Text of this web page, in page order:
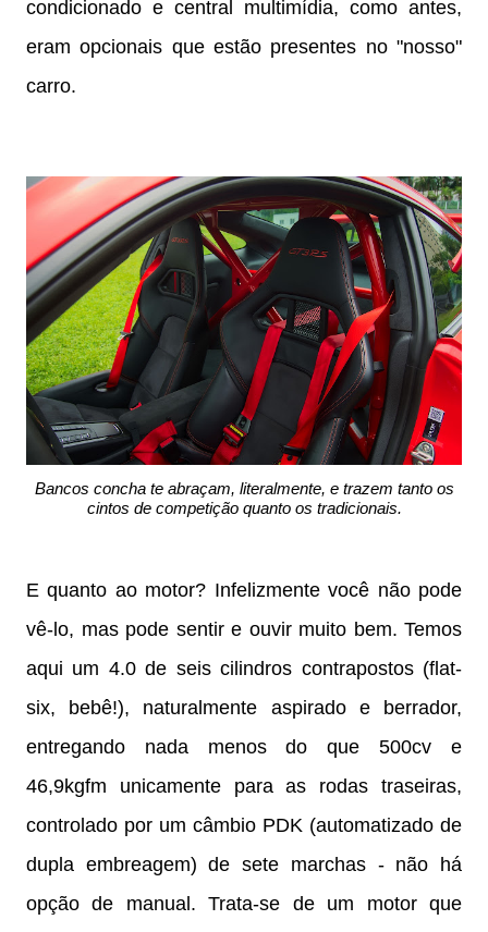
condicionado e central multimídia, como antes,
eram opcionais que estão presentes no "nosso"
carro.
Bancos concha te abraçam, literalmente, e trazem tanto os
cintos de competição quanto os tradicionais.
E quanto ao motor? Infelizmente você não pode
vê-lo, mas pode sentir e ouvir muito bem. Temos
aqui um 4.0 de seis cilindros contrapostos (flat-
six, bebê!), naturalmente aspirado e berrador,
entregando nada menos do que 500cv e
46,9kgfm unicamente para as rodas traseiras,
controlado por um câmbio PDK (automatizado de
dupla embreagem) de sete marchas - não há
opção de manual. Trata-se de um motor que